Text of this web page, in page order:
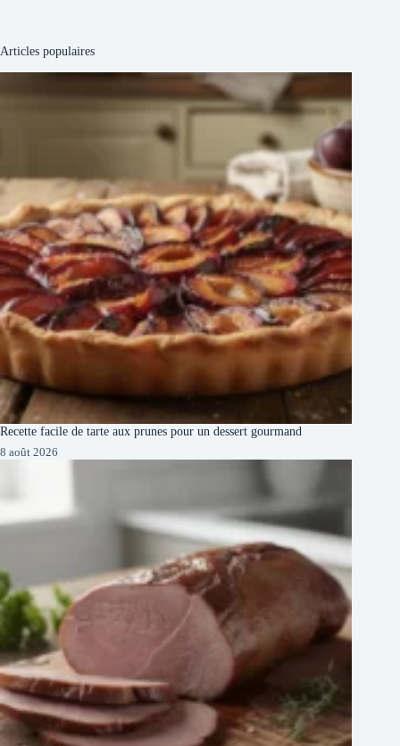
Articles populaires
Recette facile de tarte aux prunes pour un dessert gourmand
8 août 2026